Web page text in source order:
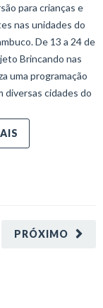
para crianças e
nas unidades do
De 13 a 24 de
Brincando nas
uma programação
diversas cidades do
PRÓXIMO